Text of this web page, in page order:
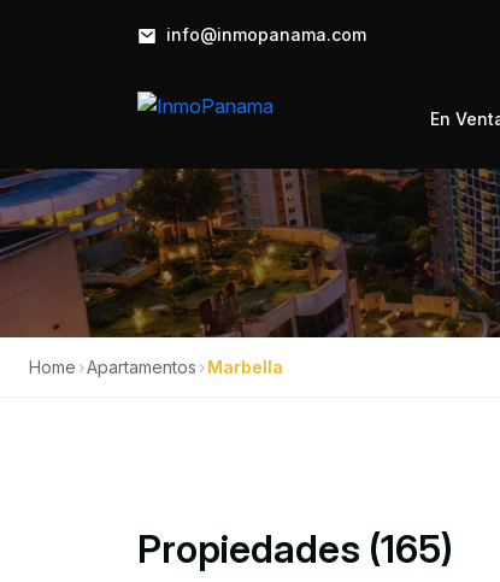
info@inmopanama.com
En
Home ›Apartamentos ›Marbella
Propiedades (165)